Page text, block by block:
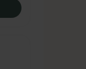
228.75 kr.
Purify My Skin,